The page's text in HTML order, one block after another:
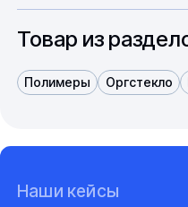
Товар из
Полимеры Оргстекло
Наши кейсы